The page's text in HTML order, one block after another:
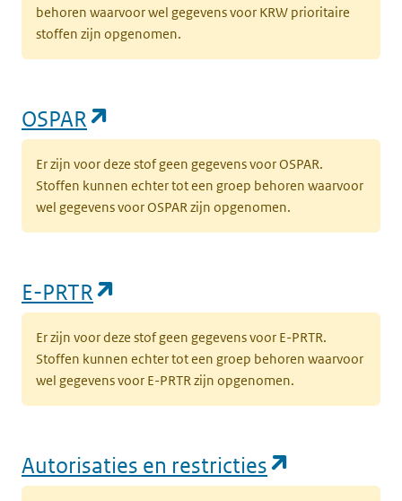
behoren waarvoor wel gegevens voor KRW prioritaire
stoffen zijn opgenomen.
OSPAR
Er zijn voor deze stof geen gegevens voor OSPAR.
Stoffen kunnen echter tot een groep behoren waarvoor
wel gegevens voor OSPAR zijn opgenomen.
E-PRTR
Er zijn voor deze stof geen gegevens voor E-PRTR.
Stoffen kunnen echter tot een groep behoren waarvoor
wel gegevens voor E-PRTR zijn opgenomen.
Autorisaties en restricties